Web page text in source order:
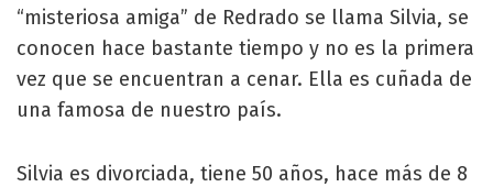
“misteriosa amiga” de Redrado se llama Silvia, se
conocen hace bastante tiempo y no es la primera
vez que se encuentran a cenar. Ella es cuñada de
una famosa de nuestro país.
Silvia es divorciada, tiene 50 años, hace más de 8